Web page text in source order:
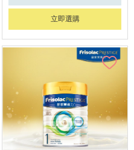
立即選購